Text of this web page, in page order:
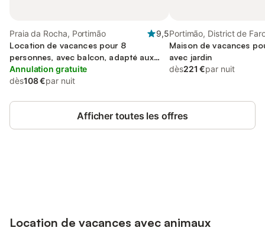
Praia da Rocha, Portimão
9,5
Location de vacances pour 8
personnes, avec balcon, adapté aux
familles
Annulation gratuite
dès108 €par nuit
Portimão, District de
Maison de vacances
avec jardin
dès221 €par nuit
Afficher toutes les offres
Location de vacances avec animaux